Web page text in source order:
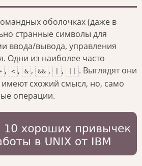
оболочках (даже в
странные символы для
ввода/вывода, управления
Одни из наиболее часто
, < , & , && , ,
. Выглядят они
схожий смысл, но, само
операции.